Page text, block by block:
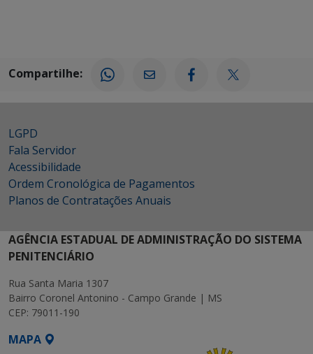
Compartilhe:
LGPD
Fala Servidor
Acessibilidade
Ordem Cronológica de Pagamentos
Planos de Contratações Anuais
AGÊNCIA ESTADUAL DE ADMINISTRAÇÃO DO SISTEMA
PENITENCIÁRIO
Rua Santa Maria 1307
Bairro Coronel Antonino - Campo Grande | MS
CEP: 79011-190
MAPA